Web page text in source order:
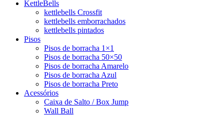
KettleBells
kettlebells Crossfit
kettlebells emborrachados
kettlebells pintados
Pisos
Pisos de borracha 1×1
Pisos de borracha 50×50
Pisos de borracha Amarelo
Pisos de borracha Azul
Pisos de borracha Preto
Acessórios
Caixa de Salto / Box Jump
Wall Ball